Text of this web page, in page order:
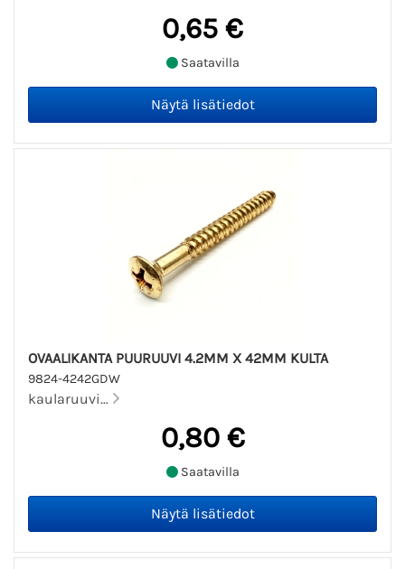
0,65 €
Saatavilla
OVAALIKANTA PUURUUVI 4.2MM X 42MM KULTA
9824-4242GDW
kaularuuvi...
0,80 €
Saatavilla